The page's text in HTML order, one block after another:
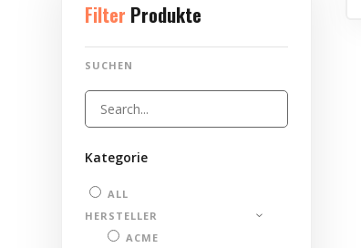
Filter Produkte
SUCHEN
Kategorie
ALL
HERSTELLER
ACME